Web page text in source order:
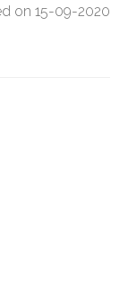
on 15-09-2020